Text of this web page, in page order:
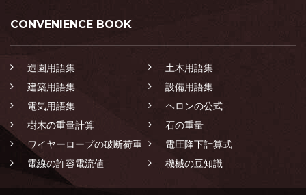
CONVENIENCE BOOK
造園用語集
土木用語集
建築用語集
設備用語集
電気用語集
ヘロンの公式
樹木の重量計算
石の重量
ワイヤーロープの破断荷重
電圧降下計算式
電線の許容電流値
機械の豆知識